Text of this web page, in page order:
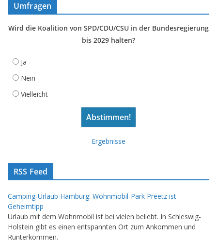
Umfragen
Wird die Koalition von SPD/CDU/CSU in der Bundesregierung
bis 2029 halten?
Ja
Nein
Vielleicht
Ergebnisse
RSS Feed
Camping-Urlaub Hamburg: Wohnmobil-Park Preetz ist
Geheimtipp
Urlaub mit dem Wohnmobil ist bei vielen beliebt. In Schleswig-
Holstein gibt es einen entspannten Ort zum Ankommen und
Runterkommen.